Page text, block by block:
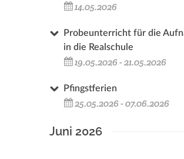
14.05.2026
Probeunterricht für die
in die Realschule
19.05.2026 - 21.05.2026
Pfingstferien
25.05.2026 - 07.06.2026
Juni 2026